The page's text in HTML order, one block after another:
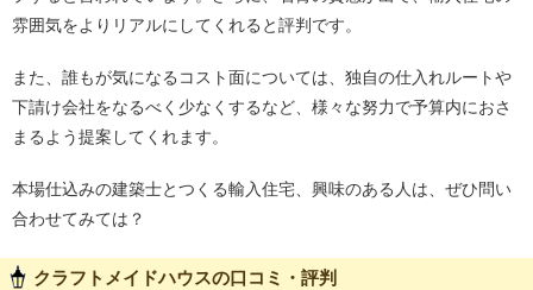
雰囲気をよりリアルにしてくれると評判です。
また、誰もが気になるコスト面については、独自の仕入れルートや
下請け会社をなるべく少なくするなど、様々な努力で予算内におさ
まるよう提案してくれます。
本場仕込みの建築士とつくる輸入住宅、興味のある人は、ぜひ問い
合わせてみては？
クラフトメイドハウスの口コミ・評判